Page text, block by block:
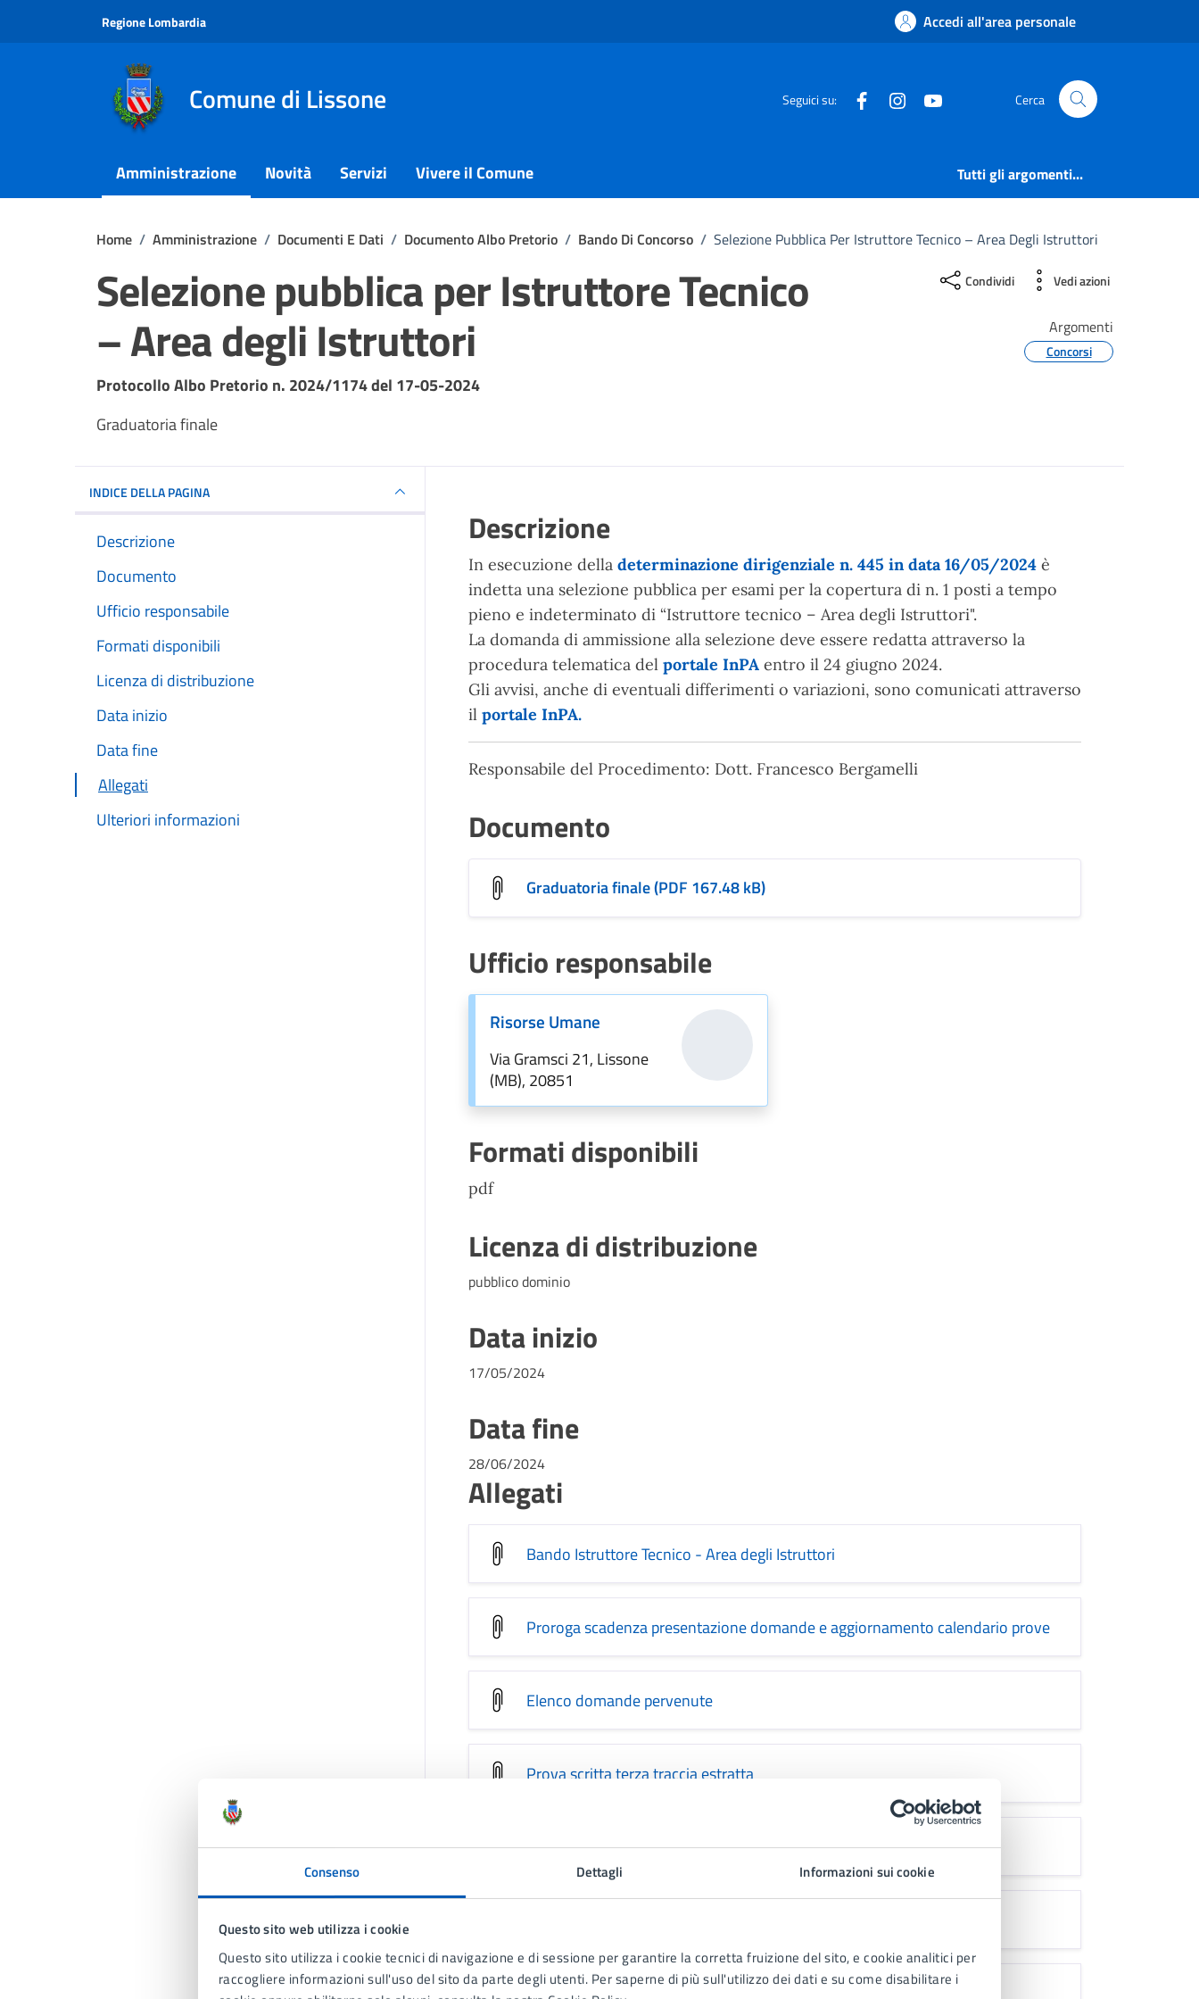
Consenso Dettagli Informazioni sui cookie
Questo sito web utilizza i cookie
Questo sito utilizza i cookie tecnici di navigazione e di sessione per garantire la corretta fruizione del sito, e cookie analitici per
raccogliere informazioni sull'uso del sito da parte degli utenti. Per saperne di più sull'utilizzo dei dati e su come disabilitare i
Regione Lombardia Accedi all'area personale
Comune di Lissone Seguici su: FacebookInstagram Cerca
Amministrazione Novità Servizi Vivere il Comune Tutti gli argomenti...
Home / Amministrazione / Documenti E Dati / Documento Albo Pretorio / Bando Di Concorso / Selezione Pubblica Per Istruttore Tecnico – Area Degli Istruttori
Selezione pubblica per Istruttore Tecnico
– Area degli Istruttori
Dettagli del documento
Protocollo Albo Pretorio n. 2024/1174 del 17-05-2024
Graduatoria finale
Condividi Vedi azioni
Argomenti
Concorsi
INDICE DELLA PAGINA
Descrizione
Documento
Ufficio responsabile
Formati disponibili
Licenza di distribuzione
Data inizio
Data fine
Allegati
Ulteriori informazioni
Descrizione
In esecuzione della determinazione dirigenziale n. 445 in data 16/05/2024 è
indetta una selezione pubblica per esami per la copertura di n. 1 posti a tempo
pieno e indeterminato di “Istruttore tecnico – Area degli Istruttori".
La domanda di ammissione alla selezione deve essere redatta attraverso la
procedura telematica del portale InPA entro il 24 giugno 2024.
Gli avvisi, anche di eventuali differimenti o variazioni, sono comunicati attraverso
il portale InPA.
Responsabile del Procedimento: Dott. Francesco Bergamelli
Documento
Graduatoria finale (PDF 167.48 kB)
Ufficio responsabile
Risorse Umane
Via Gramsci 21, Lissone
(MB), 20851
Formati disponibili
pdf
Licenza di distribuzione
pubblico dominio
Data inizio
17/05/2024
Data fine
28/06/2024
Allegati
Bando Istruttore Tecnico - Area degli Istruttori
Proroga scadenza presentazione domande e aggiornamento calendario prove
Elenco domande pervenute
Prova scritta terza traccia estratta
Prova scritta prima traccia non estratta
Elenco candidati ammessi prova orale